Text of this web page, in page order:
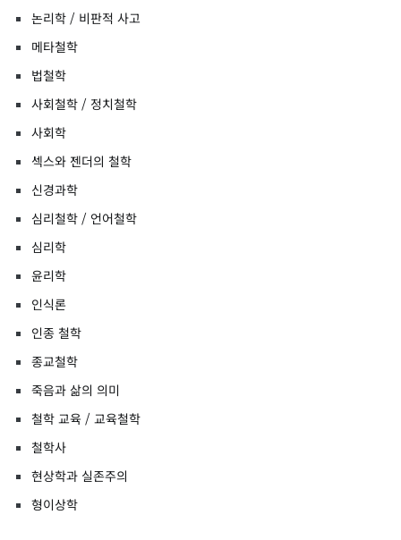
논리학 / 비판적 사고
메타철학
법철학
사회철학 / 정치철학
사회학
섹스와 젠더의 철학
신경과학
심리철학 / 언어철학
심리학
윤리학
인식론
인종 철학
종교철학
죽음과 삶의 의미
철학 교육 / 교육철학
철학사
현상학과 실존주의
형이상학